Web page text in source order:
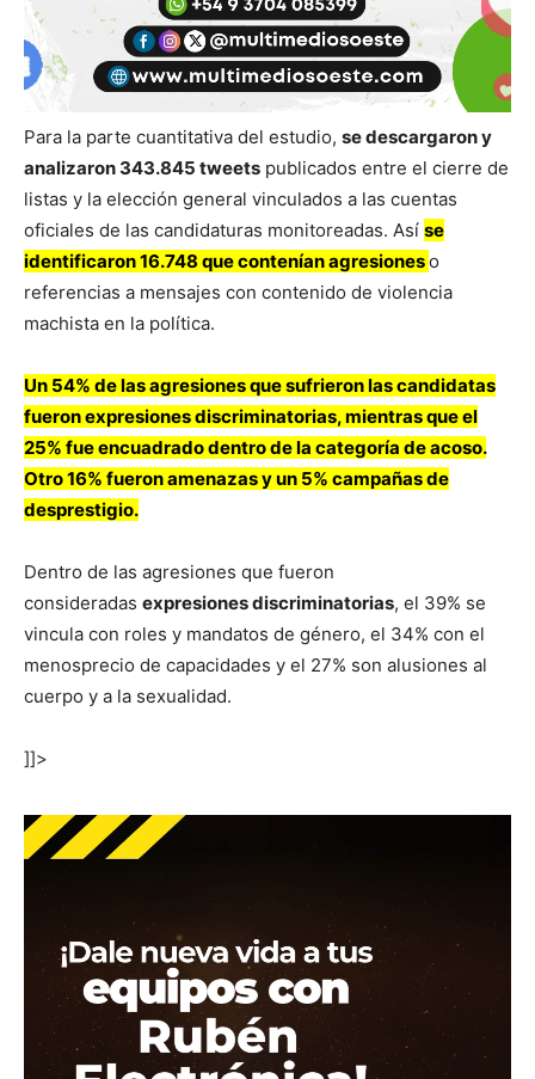
Para la parte cuantitativa del estudio, se descargaron y
analizaron 343.845 tweets publicados entre el cierre de
listas y la elección general vinculados a las cuentas
oficiales de las candidaturas monitoreadas. Así se
identificaron 16.748 que contenían agresioneso
referencias a mensajes con contenido de violencia
machista en la política.
Un 54% de las agresiones que sufrieron las candidatas
fueron expresiones discriminatorias, mientras que el
25% fue encuadrado dentro de la categoría de acoso.
Otro 16% fueron amenazas y un 5% campañas de
desprestigio.
Dentro de las agresiones que fueron
consideradas expresiones discriminatorias, el 39% se
vincula con roles y mandatos de género, el 34% con el
menosprecio de capacidades y el 27% son alusiones al
cuerpo y a la sexualidad.
]]>